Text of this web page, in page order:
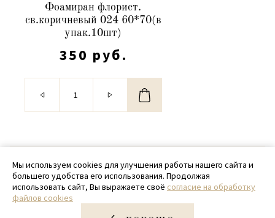
Фоамиран флорист.
св.коричневый 024 60*70(в
упак.10шт)
350 руб.
© 2020 - 2026 SamPack
+ 7 (918) 699-97-87
zakaz@sampack.store
Мы используем cookies для улучшения работы нашего сайта и
большего удобства его использования. Продолжая
использовать сайт, Вы выражаете своё согласие на обработку
файлов cookies